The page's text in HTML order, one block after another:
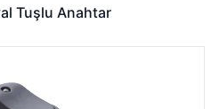
Tuşlu Anahtar